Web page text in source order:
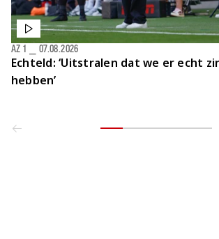
Echteld: ‘Uitstralen dat we er echt
hebben’
AZ 1 07.08.2026